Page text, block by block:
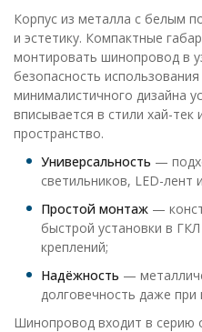
Корпус из металла с белым
и эстетику. Компактные
монтировать шинопровод в
безопасность
минималистичного дизайна
вписывается в стили хай-тек
пространство.
Универсальность —
светильников, LED-лент
Простой монтаж —
быстрой установки в
креплений;
Надёжность —
долговечность даже при
Шинопровод входит в серию